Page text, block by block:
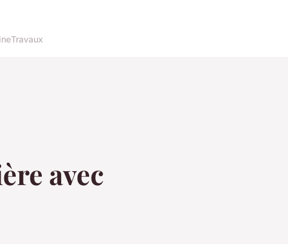
Travaux
avec